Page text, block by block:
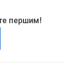
першим!